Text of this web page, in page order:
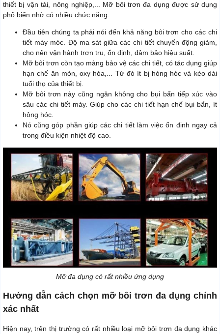
thiết bị vận tải, nông nghiệp,... Mỡ bôi trơn đa dụng được sử dụng
phổ biến nhờ có nhiều chức năng.
Đầu tiên chúng ta phải nói đến khả năng bôi trơn cho các chi
tiết máy móc. Độ ma sát giữa các chi tiết chuyển động giảm,
cho nên vận hành trơn tru, ổn định, đảm bảo hiệu suất.
Mỡ bôi trơn còn tạo màng bảo vệ các chi tiết, có tác dụng giúp
hạn chế ăn mòn, oxy hóa,... Từ đó ít bị hỏng hóc và kéo dài
tuổi thọ của thiết bị.
Mỡ bôi trơn này cũng ngăn không cho bụi bẩn tiếp xúc vào
sâu các chi tiết máy. Giúp cho các chi tiết hạn chế bụi bẩn, ít
hỏng hóc.
Nó cũng góp phần giúp các chi tiết làm việc ổn định ngay cả
trong điều kiện nhiệt độ cao.
Mỡ đa dụng có rất nhiều ứng dụng
Hướng dẫn cách chọn mỡ bôi trơn đa dụng chính
xác nhất
Hiện nay, trên thị trường có rất nhiều loại mỡ bôi trơn đa dụng khác